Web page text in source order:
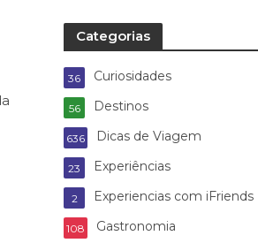
Categorias
Curiosidades
36
Destinos
56
Dicas de Viagem
636
Experiências
23
Experiencias com iFriends
2
Gastronomia
108